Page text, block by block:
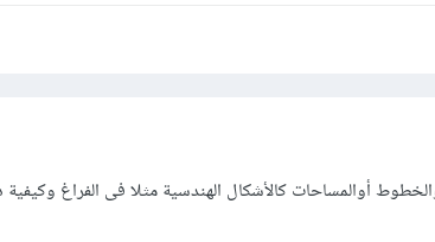
أوالمساحات كالأشكال الهندسية مثلا فى الفراغ